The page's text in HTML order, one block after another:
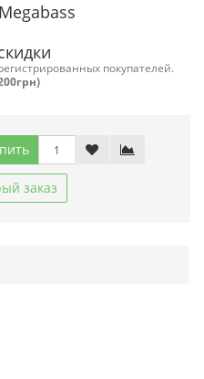
покупателей.
заказ